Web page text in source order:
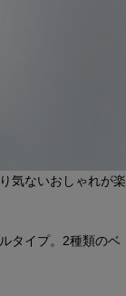
気ないおしゃれが楽
タイプ。2種類のベ